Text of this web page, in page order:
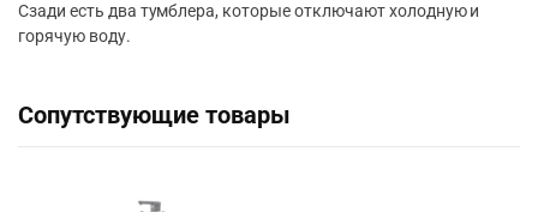
Сзади есть два тумблера, которые отключают холодную и
горячую воду.
Сопутствующие товары